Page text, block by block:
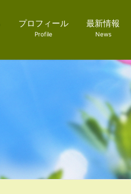
プロフィール
Profile
最新情報
News